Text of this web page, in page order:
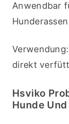
Anwendbar
direkt
Hsviko
Hunde